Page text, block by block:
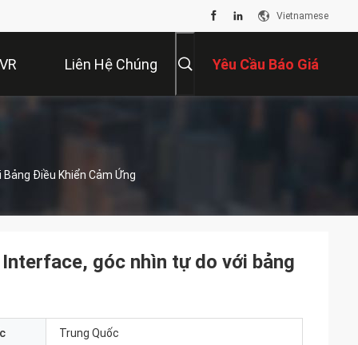
Vietnamese
Liên Hệ Chúng Yêu Cầu Báo Giá
Điều Khiển Cảm Ứng
góc nhìn tự do với bảng
Trung Quốc